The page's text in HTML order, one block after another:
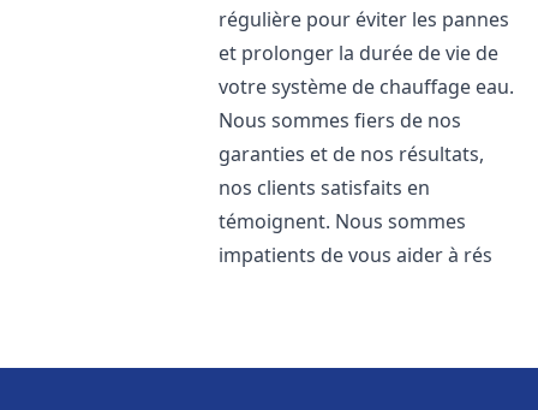
régulière pour éviter les pannes
et prolonger la durée de vie de
votre système de chauffage eau.
Nous sommes fiers de nos
garanties et de nos résultats,
nos clients satisfaits en
témoignent. Nous sommes
impatients de vous aider à rés